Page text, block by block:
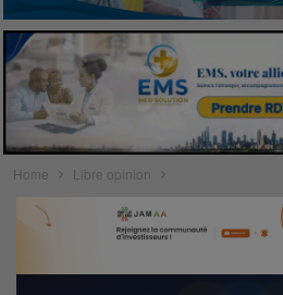
Home Libre opinion